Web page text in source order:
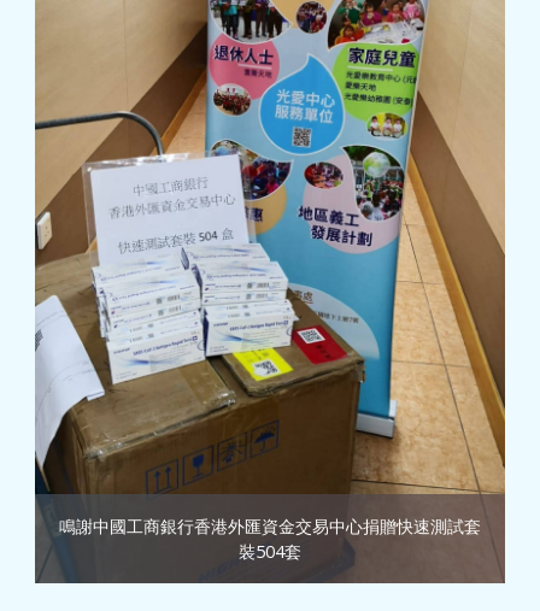
鳴謝中國工商銀行香港外匯資金交易中心捐贈快速測試套
裝504套